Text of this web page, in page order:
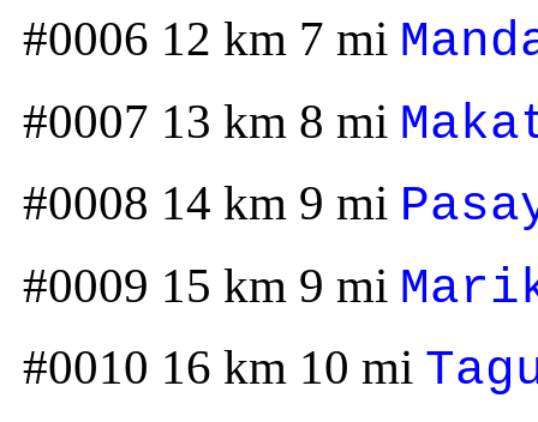
#0006 12 km 7 mi
#0007 13 km 8 mi
#0008 14 km 9 mi
#0009 15 km 9 mi
#0010 16 km 10 mi